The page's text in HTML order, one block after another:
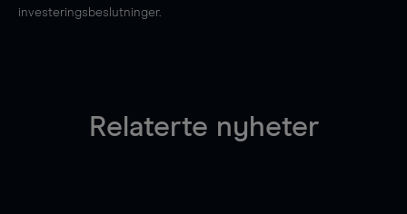
investeringsbeslutninger.
Relaterte nyheter